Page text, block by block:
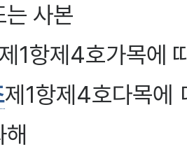
는 사본
1항제4호가목에
제1항제4호다목에